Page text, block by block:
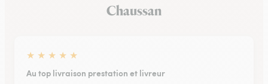
Chaussan
★ ★ ★ ★ ★
Au top livraison prestation et livreur